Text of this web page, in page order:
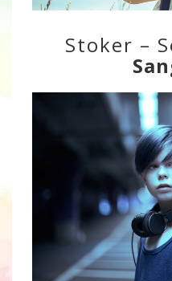
Stoker – S